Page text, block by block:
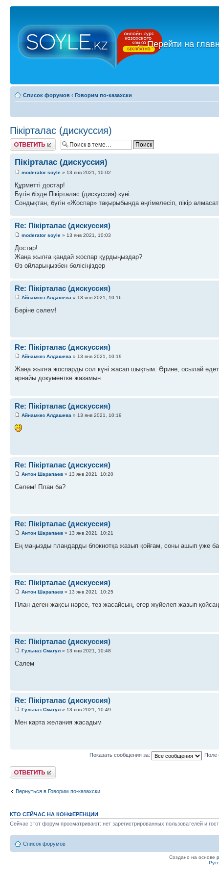
←Перейти на
Список форумов ‹ Говорим по-казахски
Пікірталас (дискуссия)
Ответить
Пікірталас (дискуссия)
moderator soyle » 13 янв 2021, 10:02
Құрметті достар!
Бүгін бізде Пікірталас (дискуссия) күні.
Сондықтан, бүгін «Жоспар» тақырыбында әңгімелесіп, пікір
Re: Пікірталас (дискуссия)
moderator soyle » 13 янв 2021, 10:03
Достар!
Жаңа жылға қандай жоспар құрдыңыздар?
Өз ойларыңызбен бөлісіңіздер
Re: Пікірталас (дискуссия)
Айнамкөз Алдашева » 13 янв 2021, 10:16
Бәріне сәлем!
Re: Пікірталас (дискуссия)
Айнамкөз Алдашева » 13 янв 2021, 10:19
Жаңа жылға жоспарды сол күні жасап шықтым. Әрине, осылай
арнайы документке жазамын
Re: Пікірталас (дискуссия)
Айнамкөз Алдашева » 13 янв 2021, 10:19
Re: Пікірталас (дискуссия)
Антон Шарапаев » 13 янв 2021, 10:20
Сәлем! План ба?
Re: Пікірталас (дискуссия)
Антон Шарапаев » 13 янв 2021, 10:21
Ең маңызды пландарды блокнотқа жазып қойғам, соны ашып уже
Re: Пікірталас (дискуссия)
Антон Шарапаев » 13 янв 2021, 10:25
План деген жақсы нәрсе, тез жасайсың, егер жүйелеп жазып қойсаң
Re: Пікірталас (дискуссия)
Гульназ Смагул » 13 янв 2021, 10:48
Салем
Re: Пікірталас (дискуссия)
Гульназ Смагул » 13 янв 2021, 10:49
Мен карта желания жасадым
Показать сообщения за: Поле
Ответить
Вернуться в Говорим по-казахски
КТО СЕЙЧАС НА КОНФЕРЕНЦИИ
Сейчас этот форум просматривают: нет зарегистрированных пользователей и
Список форумов
Создано на основе